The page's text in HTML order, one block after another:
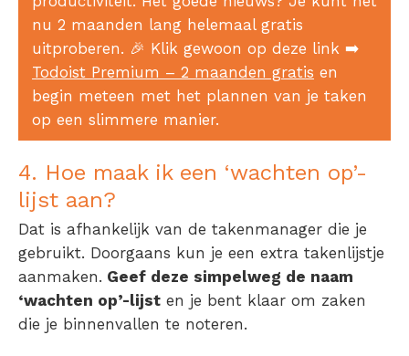
nu 2 maanden lang helemaal gratis
uitproberen. 🎉 Klik gewoon op deze link ➡️
Todoist Premium – 2 maanden gratis en
begin meteen met het plannen van je taken
op een slimmere manier.
4. Hoe maak ik een ‘wachten op’-
lijst aan?
Dat is afhankelijk van de takenmanager die je
gebruikt. Doorgaans kun je een extra takenlijstje
aanmaken. Geef deze simpelweg de naam
‘wachten op’-lijst en je bent klaar om zaken
die je binnenvallen te noteren.